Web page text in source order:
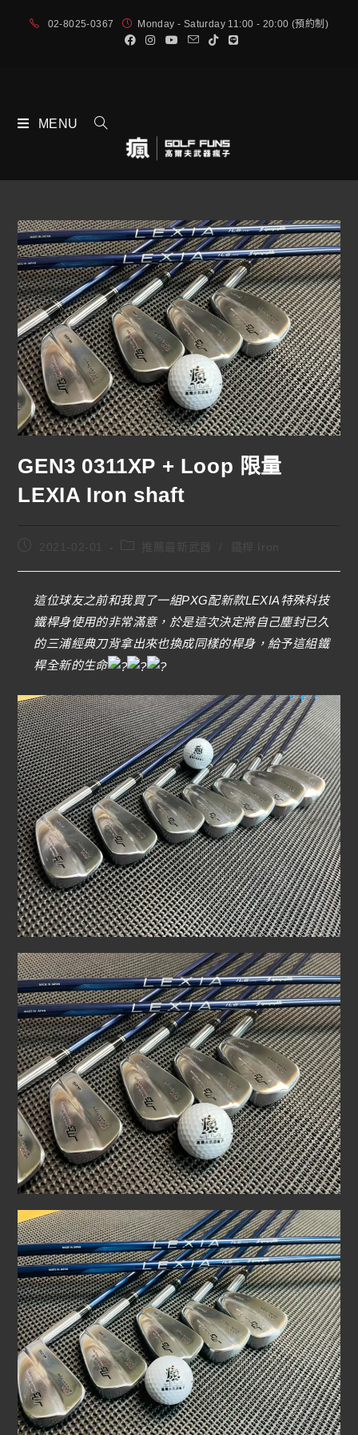
02-8025-0367 Monday - Saturday 11:00 - 20:00 (預約制)
MENU
GEN3 0311XP + Loop 限量
LEXIA Iron shaft
鐵桿 Iron
這位球友之前和我買了一組PXG配新款LEXIA特殊科技
鐵桿身使用的非常滿意，於是這次決定將自己塵封已久
的三浦經典刀背拿出來也換成同樣的桿身，給予這組鐵
桿全新的生命